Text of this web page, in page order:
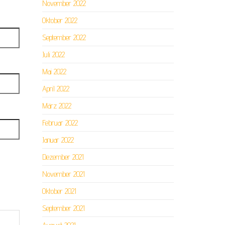
November 2022
Oktober 2022
September 2022
Juli 2022
Mai 2022
April 2022
März 2022
Februar 2022
Januar 2022
Dezember 2021
November 2021
Oktober 2021
September 2021